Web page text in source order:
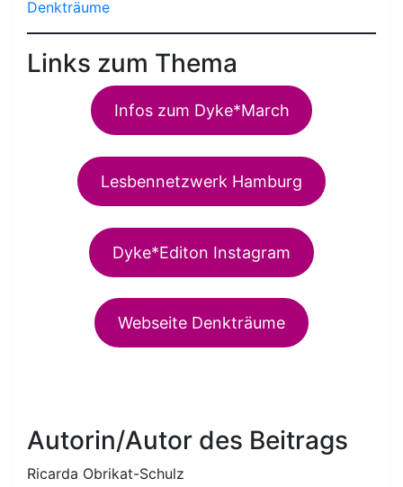
Denkträume
Links zum Thema
Infos zum Dyke*March
Lesbennetzwerk Hamburg
Dyke*Editon Instagram
Webseite Denkträume
Autorin/Autor des Beitrags
Ricarda Obrikat-Schulz